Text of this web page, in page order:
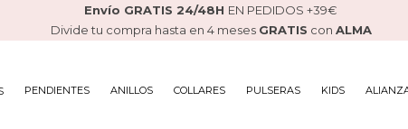
Envío GRATIS 24/48H EN PEDIDOS +39€
Divide tu compra hasta en 4 meses GRATIS con ALMA
PENDIENTES ANILLOS COLLARES PULSERAS KIDS